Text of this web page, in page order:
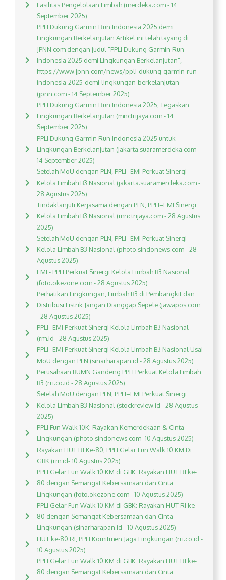
Fasilitas Pengelolaan Limbah (merdeka.com - 14
September 2025)
PPLI Dukung Garmin Run Indonesia 2025 demi
Lingkungan Berkelanjutan Artikel ini telah tayang di
JPNN.com dengan judul "PPLI Dukung Garmin Run
Indonesia 2025 demi Lingkungan Berkelanjutan",
https://www.jpnn.com/news/ppli-dukung-garmin-run-
indonesia-2025-demi-lingkungan-berkelanjutan
(jpnn.com - 14 September 2025)
PPLI Dukung Garmin Run Indonesia 2025, Tegaskan
Lingkungan Berkelanjutan (mnctrijaya.com - 14
September 2025)
PPLI Dukung Garmin Run Indonesia 2025 untuk
Lingkungan Berkelanjutan (jakarta.suaramerdeka.com -
14 September 2025)
Setelah MoU dengan PLN, PPLI–EMI Perkuat Sinergi
Kelola Limbah B3 Nasional (jakarta.suaramerdeka.com -
28 Agustus 2025)
Tindaklanjuti Kerjasama dengan PLN, PPLI–EMI Sinergi
Kelola Limbah B3 Nasional (mnctrijaya.com - 28 Agustus
2025)
Setelah MoU dengan PLN, PPLI–EMI Perkuat Sinergi
Kelola Limbah B3 Nasional (photo.sindonews.com - 28
Agustus 2025)
EMI - PPLI Perkuat Sinergi Kelola Limbah B3 Nasional
(foto.okezone.com - 28 Agustus 2025)
Perhatikan Lingkungan, Limbah B3 di Pembangkit dan
Distribusi Listrik Jangan Dianggap Sepele (jawapos.com
- 28 Agustus 2025)
PPLI–EMI Perkuat Sinergi Kelola Limbah B3 Nasional
(rm.id - 28 Agustus 2025)
PPLI–EMI Perkuat Sinergi Kelola Limbah B3 Nasional Usai
MoU dengan PLN (sinarharapan.id - 28 Agustus 2025)
Perusahaan BUMN Gandeng PPLI Perkuat Kelola Limbah
B3 (rri.co.id - 28 Agustus 2025)
Setelah MoU dengan PLN, PPLI–EMI Perkuat Sinergi
Kelola Limbah B3 Nasional (stockreview.id - 28 Agustus
2025)
PPLI Fun Walk 10K: Rayakan Kemerdekaan & Cinta
Lingkungan (photo.sindonews.com- 10 Agustus 2025)
Rayakan HUT RI Ke-80, PPLI Gelar Fun Walk 10 KM Di
GBK (rm.id- 10 Agustus 2025)
PPLI Gelar Fun Walk 10 KM di GBK: Rayakan HUT RI ke-
80 dengan Semangat Kebersamaan dan Cinta
Lingkungan (foto.okezone.com - 10 Agustus 2025)
PPLI Gelar Fun Walk 10 KM di GBK: Rayakan HUT RI ke-
80 dengan Semangat Kebersamaan dan Cinta
Lingkungan (sinarharapan.id - 10 Agustus 2025)
HUT ke-80 RI, PPLI Komitmen Jaga Lingkungan (rri.co.id -
10 Agustus 2025)
PPLI Gelar Fun Walk 10 KM di GBK: Rayakan HUT RI ke-
80 dengan Semangat Kebersamaan dan Cinta